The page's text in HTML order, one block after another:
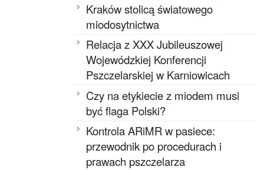
Kraków stolicą światowego
miodosytnictwa
Relacja z XXX Jubileuszowej
Wojewódzkiej Konferencji
Pszczelarskiej w Karniowicach
Czy na etykiecie z miodem musi
być flaga Polski?
Kontrola ARiMR w pasiece:
przewodnik po procedurach i
prawach pszczelarza